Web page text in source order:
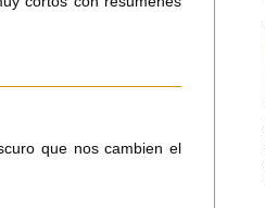
que nos cambien el